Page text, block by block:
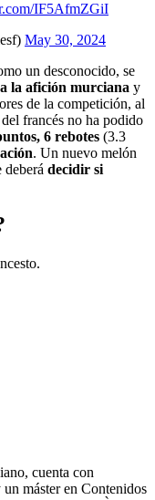
IF5AfmZGiI
May 30, 2024
un desconocido, se
la afición murciana y
de la competición, al
francés no ha podido
6 rebotes (3.3
. Un nuevo melón
deberá decidir si
cuenta con
máster en Contenidos